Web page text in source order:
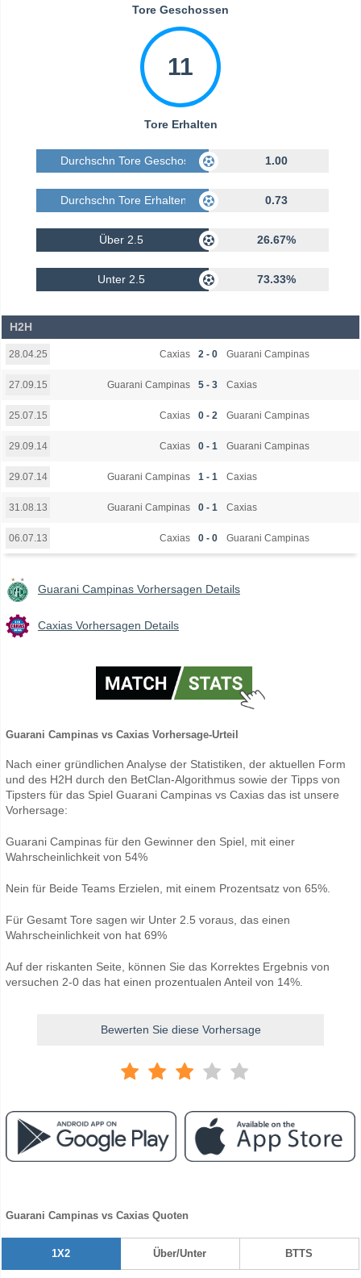
Tore Geschossen
11
Tore Erhalten
Durchschn Tore Geschossen 1.00
Durchschn Tore Erhalten 0.73
Über 2.5 26.67%
Unter 2.5 73.33%
H2H
28.04.25 Caxias 2 - 0 Guarani Campinas
27.09.15 Guarani Campinas 5 - 3 Caxias
25.07.15 Caxias 0 - 2 Guarani Campinas
29.09.14 Caxias 0 - 1 Guarani Campinas
29.07.14 Guarani Campinas 1 - 1 Caxias
31.08.13 Guarani Campinas 0 - 1 Caxias
06.07.13 Caxias 0 - 0 Guarani Campinas
Guarani Campinas Vorhersagen Details
Caxias Vorhersagen Details
Guarani Campinas vs Caxias Vorhersage-Urteil
Nach einer gründlichen Analyse der Statistiken, der aktuellen Form
und des H2H durch den BetClan-Algorithmus sowie der Tipps von
Tipsters für das Spiel Guarani Campinas vs Caxias das ist unsere
Vorhersage:
Guarani Campinas für den Gewinner den Spiel, mit einer
Wahrscheinlichkeit von 54%
Nein für Beide Teams Erzielen, mit einem Prozentsatz von 65%.
Für Gesamt Tore sagen wir Unter 2.5 voraus, das einen
Wahrscheinlichkeit von hat 69%
Auf der riskanten Seite, können Sie das Korrektes Ergebnis von
versuchen 2-0 das hat einen prozentualen Anteil von 14%.
Bewerten Sie diese Vorhersage
Guarani Campinas vs Caxias Quoten
1X2 Über/Unter BTTS